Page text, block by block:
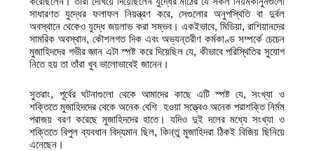
সাধারণত যুদ্ধের ফলাফল নিয়ন্ত্রণ করে, সেগুলোর অনুপস্থিতি বা দুর্বল
অবস্থানে থেকেও যুদ্ধে জয়লাভ করা সম্ভব। একইভাবে, মিডিয়া, রাশিয়ানদের
সামরিক অবস্থান, কৌশলগত দিক এবং অভ্যন্তরীণ কর্মকাণ্ড সম্পর্কে চেচেন
মুজাহিদদের গভীর জ্ঞান এটা স্পষ্ট করে দিয়েছিল যে, কীভাবে পরিস্থিতির সুযোগ
নিতে হয় তা তাঁরা খুব ভালোভাবেই জানেন।
সুতরাং, পূর্বের ঘটনাগুলো থেকে আমাদের কাছে এটি স্পষ্ট যে, সংখ্যা ও
শক্তিতে মুজাহিদদের থেকে অনেক বেশি হওয়া সত্ত্বেও অনেক পরাশক্তি নির্মম
পরাজয় বরণ করেছে মুজাহিদদের হাতে। যদিও দুই দলের মধ্যে সংখ্যা ও
শক্তিতে বিপুল ব্যবধান বিদ্যমান ছিল, কিন্তু মুজাহিদরা ঠিকই বিজিয় ছিনিয়ে
এনেছেন।